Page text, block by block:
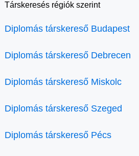
Társkeresés régiók szerint
Diplomás társkereső Budapest
Diplomás társkereső Debrecen
Diplomás társkereső Miskolc
Diplomás társkereső Szeged
Diplomás társkereső Pécs